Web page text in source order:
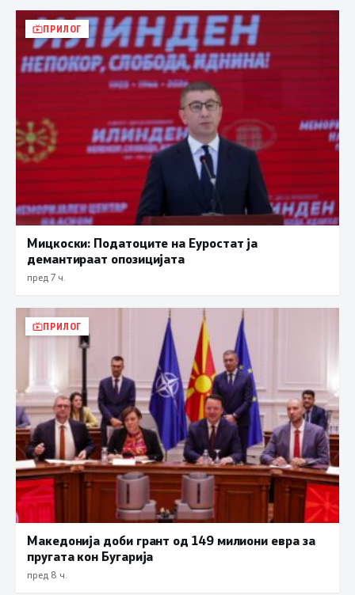
ПРИЛОГ
Мицкоски: Податоците на Еуростат ја
демантираат опозицијата
пред 7 ч.
ПРИЛОГ
Македонија доби грант од 149 милиони евра за
пругата кон Бугарија
пред 8 ч.